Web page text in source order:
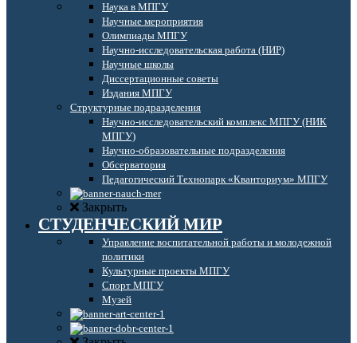
Наука в МПГУ
Научные мероприятия
Олимпиады МПГУ
Научно-исследовательская работа (НИР)
Научные школы
Диссертационные советы
Издания МПГУ
Структурные подразделения
Научно-исследовательский комплекс МПГУ (НИК
МПГУ)
Научно-образовательные подразделения
Обсерватория
Педагогический Технопарк «Кванториум» МПГУ
Закрыть
СТУДЕНЧЕСКИЙ МИР
Управление воспитательной работы и молодежной
политики
Культурные проекты МПГУ
Спорт МПГУ
Музей